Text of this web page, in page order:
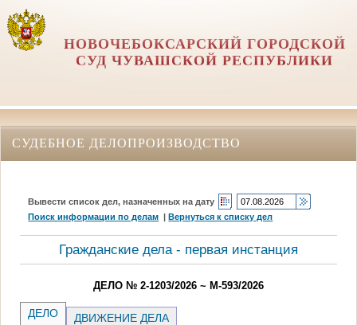
НОВОЧЕБОКСАРСКИЙ ГОРОДСКОЙ
СУД ЧУВАШСКОЙ РЕСПУБЛИКИ
СУДЕБНОЕ ДЕЛОПРОИЗВОДСТВО
Вывести список дел, назначенных на дату
Поиск информации по делам |Вернуться к списку дел
Гражданские дела - первая инстанция
ДЕЛО № 2-1203/2026 ~ М-593/2026
ДЕЛО ДВИЖЕНИЕ ДЕЛА